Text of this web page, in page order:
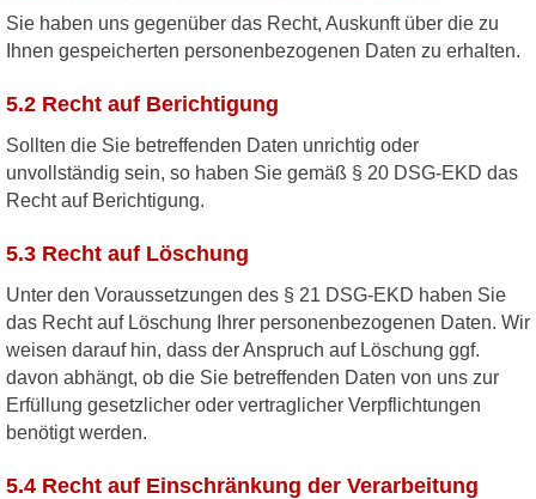
Sie haben uns gegenüber das Recht, Auskunft über die zu
Ihnen gespeicherten personenbezogenen Daten zu erhalten.
5.2 Recht auf Berichtigung
Sollten die Sie betreffenden Daten unrichtig oder
unvollständig sein, so haben Sie gemäß § 20 DSG-EKD das
Recht auf Berichtigung.
5.3 Recht auf Löschung
Unter den Voraussetzungen des § 21 DSG-EKD haben Sie
das Recht auf Löschung Ihrer personenbezogenen Daten. Wir
weisen darauf hin, dass der Anspruch auf Löschung ggf.
davon abhängt, ob die Sie betreffenden Daten von uns zur
Erfüllung gesetzlicher oder vertraglicher Verpflichtungen
benötigt werden.
5.4 Recht auf Einschränkung der Verarbeitung